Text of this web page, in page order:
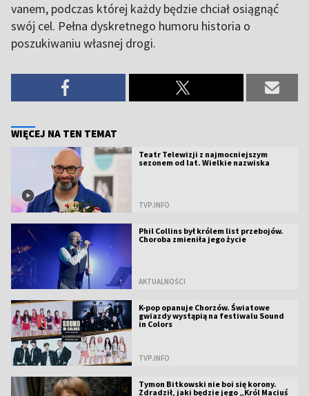
vanem, podczas której każdy będzie chciał osiągnąć
swój cel. Pełna dyskretnego humoru historia o
poszukiwaniu własnej drogi.
WIĘCEJ NA TEN TEMAT
Teatr Telewizji z najmocniejszym
sezonem od lat. Wielkie nazwiska
TVP.INFO
Phil Collins był królem list przebojów.
Choroba zmieniła jego życie
AKTUALNOŚCI
K-pop opanuje Chorzów. Światowe
gwiazdy wystąpią na festiwalu Sound
in Colors
TVP.INFO
Tymon Bitkowski nie boi się korony.
Zdradził, jaki będzie jego „Król Maciuś